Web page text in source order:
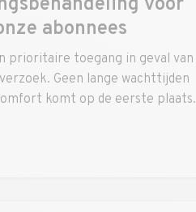
voor
abonnees
prioritaire toegang in geval van
Geen lange wachttijden
komt op de eerste plaats.